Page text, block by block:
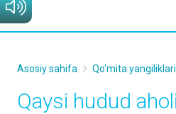
Asosiy sahifa Qo'mita yangiliklari
Qaysi hudud